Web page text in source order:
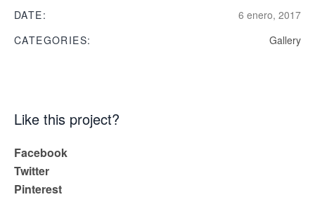
DATE:
6 enero, 2017
CATEGORIES:
Gallery
Like this project?
Facebook
Twitter
Pinterest